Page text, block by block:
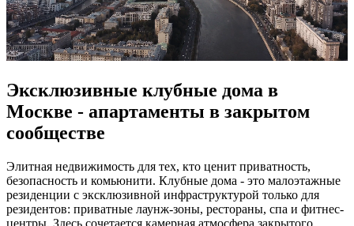
Эксклюзивные клубные дома в
Москве - апартаменты в закрытом
сообществе
Элитная недвижимость для тех, кто ценит приватность,
безопасность и комьюнити. Клубные дома - это малоэтажные
резиденции с эксклюзивной инфраструктурой только для
резидентов: приватные лаунж-зоны, рестораны, спа и фитнес-
центры. Здесь сочетается камерная атмосфера закрытого